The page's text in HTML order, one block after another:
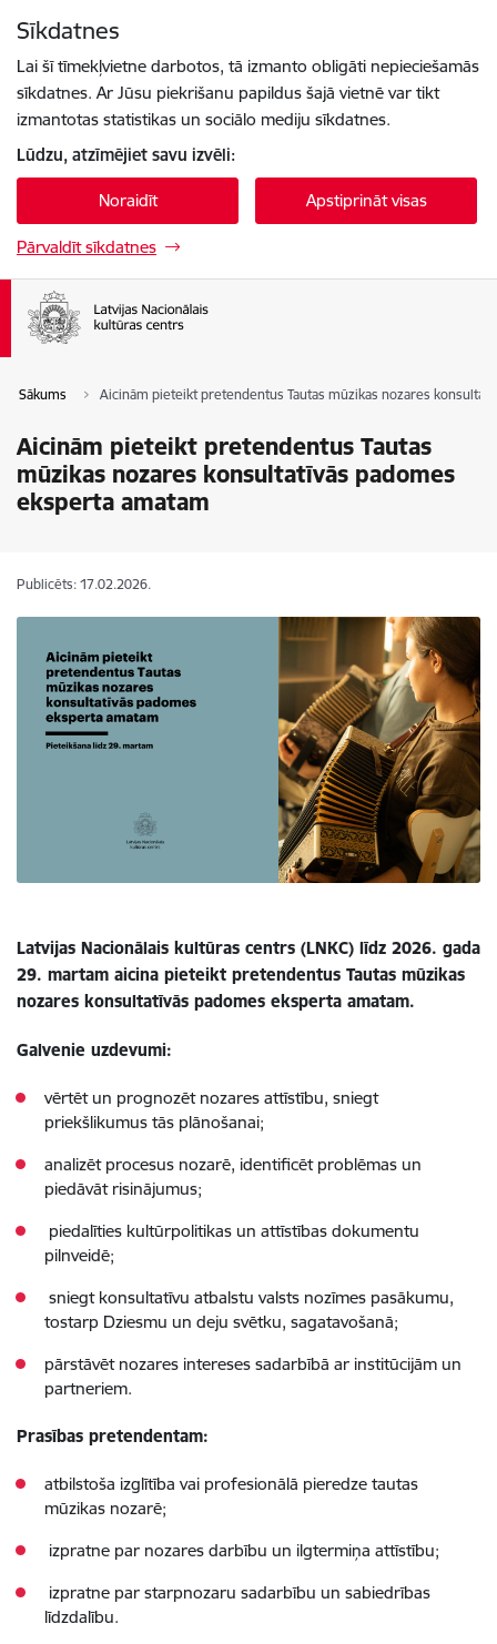
Sīkdatnes
Lai šī tīmekļvietne darbotos, tā izmanto obligāti nepieciešamās
sīkdatnes. Ar Jūsu piekrišanu papildus šajā vietnē var tikt
izmantotas statistikas un sociālo mediju sīkdatnes.
Lūdzu, atzīmējiet savu izvēli:
Noraidīt Apstiprināt visas
Pārvaldīt sīkdatnes
Sākums Aicinām pieteikt pretendentus Tautas mūzikas nozares
Aicinām pieteikt pretendentus Tautas
mūzikas nozares konsultatīvās padomes
eksperta amatam
Publicēts: 17.02.2026.
Latvijas Nacionālais kultūras centrs (LNKC) līdz 2026. gada
29. martam aicina pieteikt pretendentus Tautas mūzikas
nozares konsultatīvās padomes eksperta amatam.
Galvenie uzdevumi:
vērtēt un prognozēt nozares attīstību, sniegt
priekšlikumus tās plānošanai;
analizēt procesus nozarē, identificēt problēmas un
piedāvāt risinājumus;
piedalīties kultūrpolitikas un attīstības dokumentu
pilnveidē;
sniegt konsultatīvu atbalstu valsts nozīmes pasākumu,
tostarp Dziesmu un deju svētku, sagatavošanā;
pārstāvēt nozares intereses sadarbībā ar institūcijām un
partneriem.
Prasības pretendentam:
atbilstoša izglītība vai profesionālā pieredze tautas
mūzikas nozarē;
izpratne par nozares darbību un ilgtermiņa attīstību;
izpratne par starpnozaru sadarbību un sabiedrības
līdzdalību.